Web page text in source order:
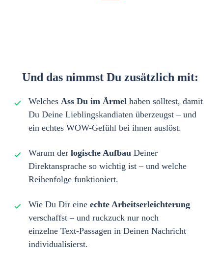
Und das nimmst Du zusätzlich mit:
Welches Ass Du im Ärmel haben solltest, damit
Du Deine Lieblingskandiaten überzeugst – und
ein echtes WOW-Gefühl bei ihnen auslöst.
Warum der logische Aufbau Deiner
Direktansprache so wichtig ist – und welche
Reihenfolge funktioniert.
Wie Du Dir eine echte Arbeitserleichterung
verschaffst – und ruckzuck nur noch
einzelne Text-Passagen in Deinen Nachricht
individualisierst.